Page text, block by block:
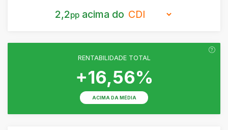
2,2pp acima do
RENTABILIDADE TOTAL
+16,56%
ACIMA DA MÉDIA